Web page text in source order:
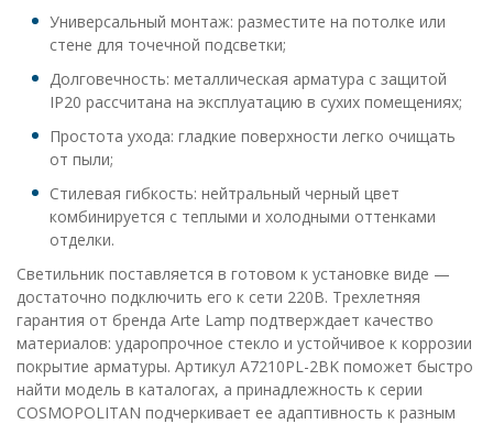
Универсальный монтаж: разместите на потолке или
стене для точечной подсветки;
Долговечность: металлическая арматура с защитой
IP20 рассчитана на эксплуатацию в сухих помещениях;
Простота ухода: гладкие поверхности легко очищать
от пыли;
Стилевая гибкость: нейтральный черный цвет
комбинируется с теплыми и холодными оттенками
отделки.
Светильник поставляется в готовом к установке виде —
достаточно подключить его к сети 220В. Трехлетняя
гарантия от бренда Arte Lamp подтверждает качество
материалов: ударопрочное стекло и устойчивое к коррозии
покрытие арматуры. Артикул A7210PL-2BK поможет быстро
найти модель в каталогах, а принадлежность к серии
COSMOPOLITAN подчеркивает ее адаптивность к разным